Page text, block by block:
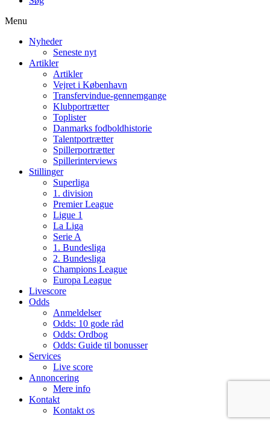
Menu
Nyheder
Seneste nyt
Artikler
Artikler
Vejret i København
Transfervindue-gennemgange
Klubportrætter
Toplister
Danmarks fodboldhistorie
Talentportrætter
Spillerportrætter
Spillerinterviews
Stillinger
Superliga
1. division
Premier League
Ligue 1
La Liga
Serie A
1. Bundesliga
2. Bundesliga
Champions League
Europa League
Livescore
Odds
Anmeldelser
Odds: 10 gode råd
Odds: Ordbog
Odds: Guide til bonusser
Services
Live score
Annoncering
Mere info
Kontakt
Kontakt os